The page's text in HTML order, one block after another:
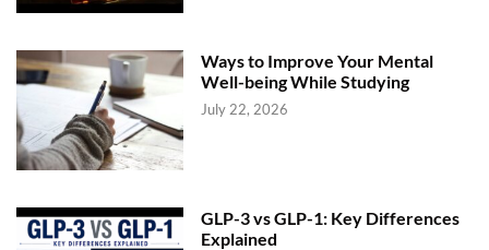
Ways to Improve Your Mental
Well-being While Studying
July 22, 2026
GLP-3 vs GLP-1: Key Differences
Explained